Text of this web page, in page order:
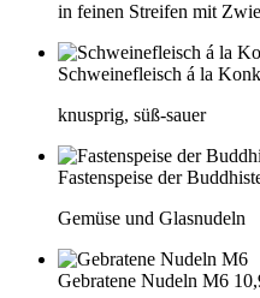
in feinen Streifen mit
Schweinefleisch á la
knusprig, süß-sauer
Fastenspeise der
Gemüse und Glasnudeln
Gebratene Nudeln M6